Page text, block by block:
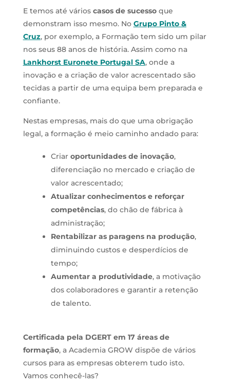
E temos até vários casos de sucessoque
demonstram isso mesmo. No Grupo Pinto &
Cruz, por exemplo, a Formação tem sido um pilar
nos seus 88 anos de história. Assim como na
Lankhorst Euronete Portugal SA, onde a
inovação e a criação de valor acrescentado são
tecidas a partir de uma equipa bem preparada e
confiante.
Nestas empresas, mais do que uma obrigação
legal, a formação é meio caminho andado para:
Criar oportunidades de inovação,
diferenciação no mercado e criação de
valor acrescentado;
Atualizar conhecimentos e reforçar
competências, do chão de fábrica à
administração;
Rentabilizar as paragens na produção,
diminuindo custos e desperdícios de
tempo;
Aumentar a produtividade, a motivação
dos colaboradores e garantir a retenção
de talento.
Certificada pela DGERT em 17 áreas de
formação, a Academia GROW dispõe de vários
cursos para as empresas obterem tudo isto.
Vamos conhecê-las?